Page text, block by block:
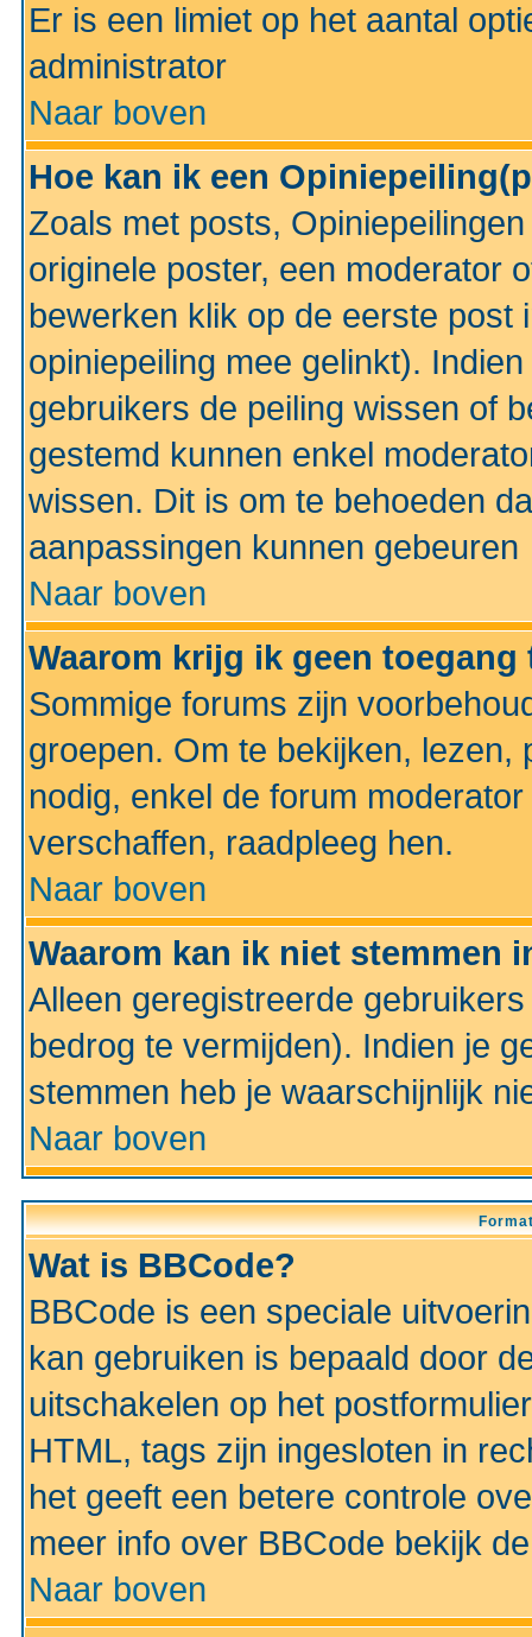
Er is een limiet op het aantal
administrator
Naar boven
Hoe kan ik een
Zoals met posts,
originele poster, een moderator
bewerken klik op de eerste post
opiniepeiling mee gelinkt).
gebruikers de peiling wissen of
gestemd kunnen enkel
wissen. Dit is om te behoeden
aanpassingen kunnen gebeuren
Naar boven
Waarom krijg ik geen
Sommige forums zijn
groepen. Om te bekijken, lezen,
nodig, enkel de forum
verschaffen, raadpleeg hen.
Naar boven
Waarom kan ik niet stemmen
Alleen geregistreerde
bedrog te vermijden). Indien je
stemmen heb je waarschijnlijk
Naar boven
Wat is BBCode?
BBCode is een speciale
kan gebruiken is bepaald door
uitschakelen op het
HTML, tags zijn ingesloten in
het geeft een betere controle
meer info over BBCode bekijk
Naar boven